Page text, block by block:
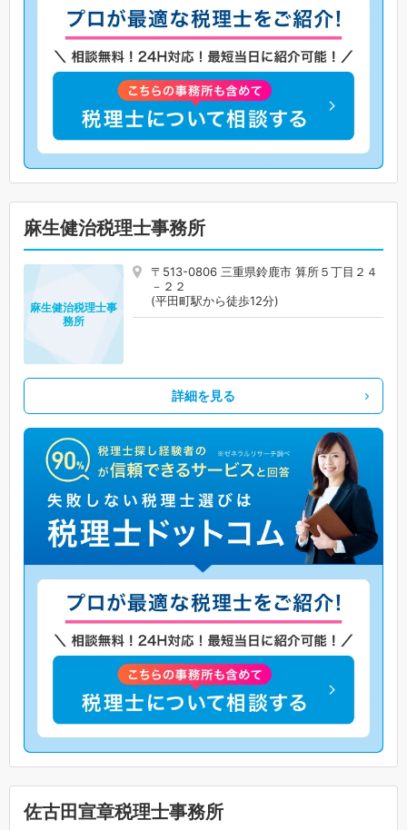
麻生健治税理士事務所
〒513-0806 三重県鈴鹿市 算所５丁目２４
－２２
(平田町駅から徒歩12分)
麻生健治税理士事
務所
詳細を見る
佐古田宣章税理士事務所